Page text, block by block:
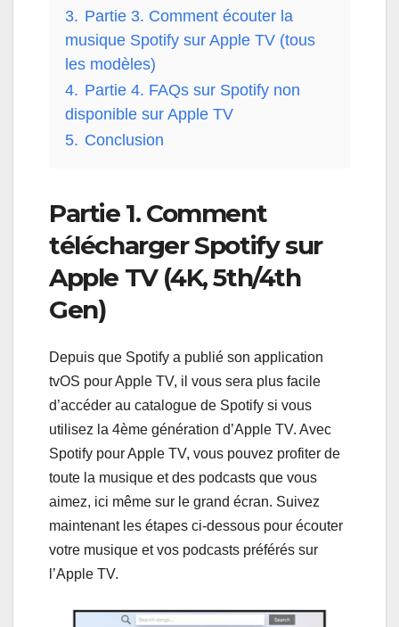
3. Partie 3. Comment écouter la
musique Spotify sur Apple TV (tous
les modèles)
4. Partie 4. FAQs sur Spotify non
disponible sur Apple TV
5. Conclusion
Partie 1. Comment
télécharger Spotify sur
Apple TV (4K, 5th/4th
Gen)
Depuis que Spotify a publié son application
tvOS pour Apple TV, il vous sera plus facile
d’accéder au catalogue de Spotify si vous
utilisez la 4ème génération d’Apple TV. Avec
Spotify pour Apple TV, vous pouvez profiter de
toute la musique et des podcasts que vous
aimez, ici même sur le grand écran. Suivez
maintenant les étapes ci-dessous pour écouter
votre musique et vos podcasts préférés sur
l’Apple TV.